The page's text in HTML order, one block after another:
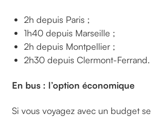
2h depuis Paris ;
1h40 depuis Marseille ;
2h depuis Montpellier ;
2h30 depuis Clermont-Ferrand.
En bus : l’option économique
Si vous voyagez avec un budget